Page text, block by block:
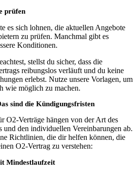
prüfen
es sich lohnen, die aktuellen Angebote
zu prüfen. Manchmal gibt es
Konditionen.
stellst du sicher, dass die
reibungslos verläuft und du keine
erlebst. Nutze unsere Vorlagen, um
wie möglich zu machen.
sind die Kündigungsfristen​
O2-Verträge hängen von der Art des
und den individuellen Vereinbarungen ab.
Richtlinien, die dir helfen können, die
O2-Vertrag zu verstehen:
Mindestlaufzeit